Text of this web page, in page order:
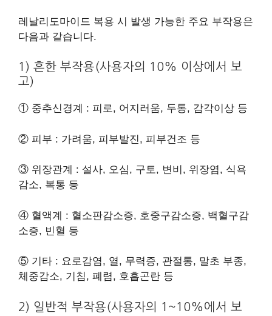
레날리도마이드 복용 시 발생 가능한 주요 부작용은
다음과 같습니다.
1) 흔한 부작용(사용자의 10% 이상에서 보
고)
① 중추신경계 : 피로, 어지러움, 두통, 감각이상 등
② 피부 : 가려움, 피부발진, 피부건조 등
③ 위장관계 : 설사, 오심, 구토, 변비, 위장염, 식욕
감소, 복통 등
④ 혈액계 : 혈소판감소증, 호중구감소증, 백혈구감
소증, 빈혈 등
⑤ 기타 : 요로감염, 열, 무력증, 관절통, 말초 부종,
체중감소, 기침, 폐렴, 호흡곤란 등
2) 일반적 부작용(사용자의 1~10%에서 보